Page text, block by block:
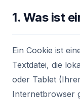
1. Was ist
Ein Cookie ist
Textdatei, die
oder Tablet
Internetbrowser